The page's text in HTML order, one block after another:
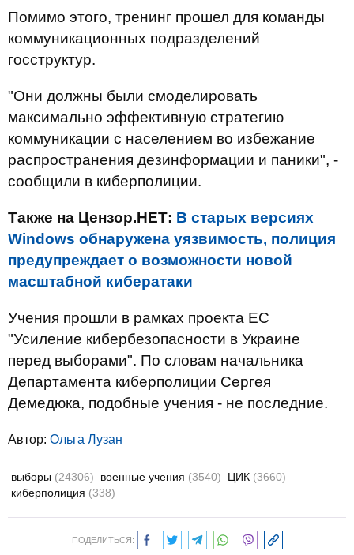
Помимо этого, тренинг прошел для команды
коммуникационных подразделений
госструктур.
"Они должны были смоделировать
максимально эффективную стратегию
коммуникации с населением во избежание
распространения дезинформации и паники", -
сообщили в киберполиции.
Также на Цензор.НЕТ: В старых версиях
Windows обнаружена уязвимость, полиция
предупреждает о возможности новой
масштабной кибератаки
Учения прошли в рамках проекта ЕС
"Усиление кибербезопасности в Украине
перед выборами". По словам начальника
Департамента киберполиции Сергея
Демедюка, подобные учения - не последние.
Автор: Ольга Лузан
выборы (24306) военные учения (3540) ЦИК (3660)
киберполиция (338)
ПОДЕЛИТЬСЯ: